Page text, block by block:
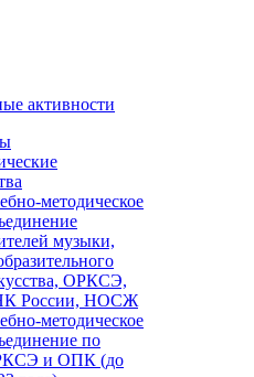
активности
методическое
музыки,
ОРКСЭ,
России, НОСЖ
методическое
по
и ОПК (до